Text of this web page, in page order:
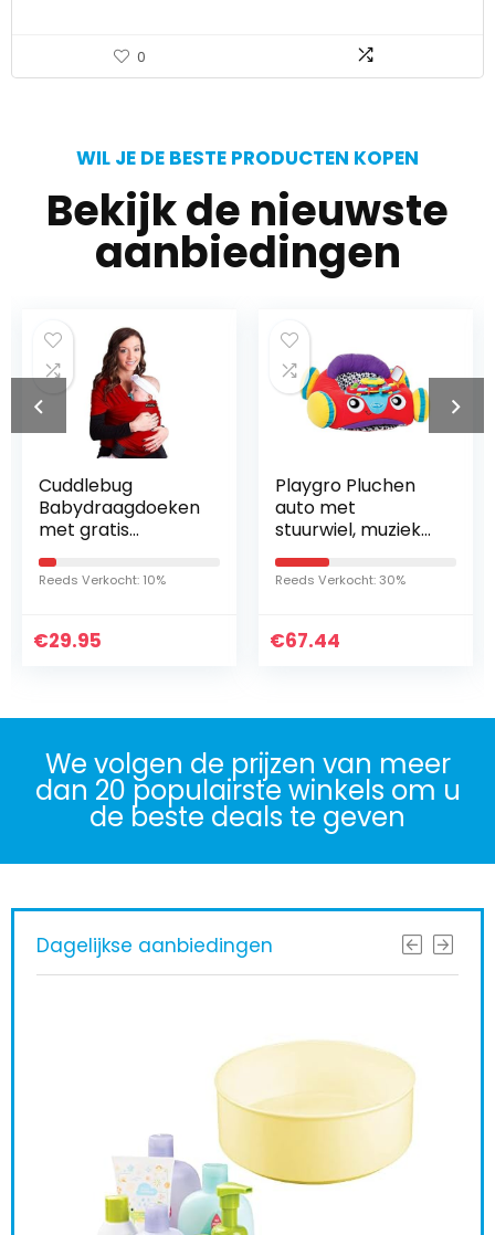
0
WIL JE DE BESTE PRODUCTEN KOPEN
Bekijk de nieuwste
aanbiedingen
Cuddlebug
Babydraagdoeken
met gratis
verzending – baby
carrier ring sling –
elastische…
Reeds Verkocht: 10%
€29.95
Playgro Pluchen
auto met
stuurwiel, muziek
en lichteffecten,
vanaf 6 maanden,
veelkleurig…
Reeds Verkocht: 30%
€67.44
We volgen de prijzen van meer
dan 20 populairste winkels om u
de beste deals te geven
Dagelijkse aanbiedingen